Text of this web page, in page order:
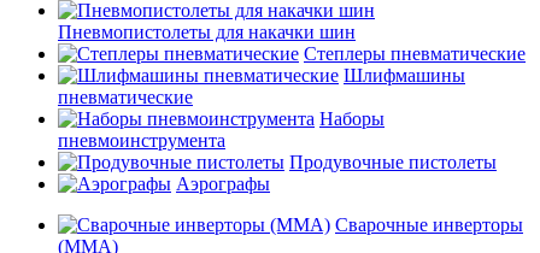
Пневмопистолеты для накачки шин
Степлеры пневматические
Шлифмашины
пневматические
Наборы
пневмоинструмента
Продувочные пистолеты
Аэрографы
Сварочные инверторы
(MMA)